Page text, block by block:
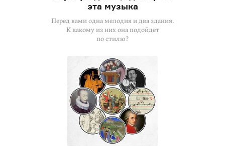
эта музыка
Перед вами одна мелодия и два здания.
К какому из них она подойдет
по стилю?